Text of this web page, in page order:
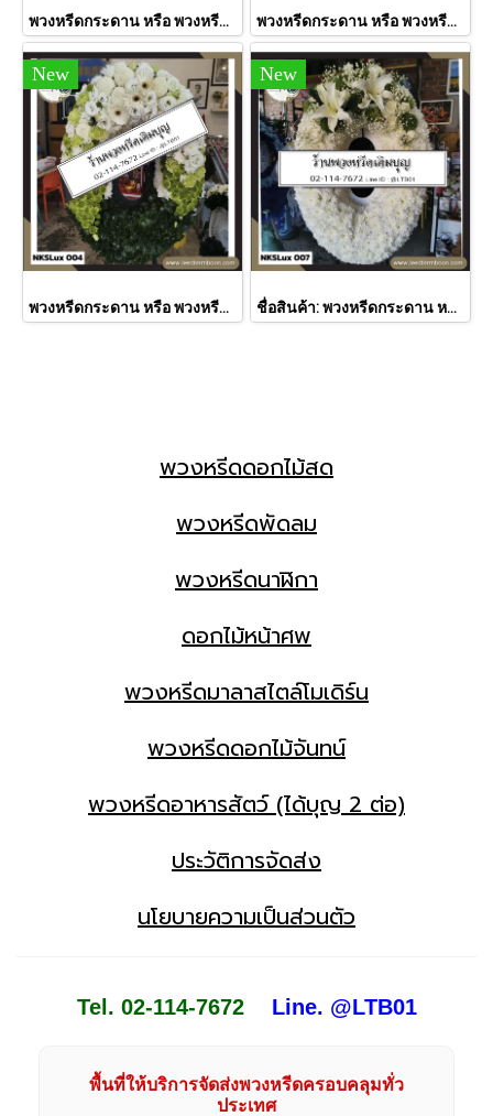
พวงหรีดกระดาน หรือ พวงหรีดมาลา ดอกไม้สด ละมุนใจ (NKXLux008) พวงหรีดกระดาน หรือ พวงหรีดมาลา ดอกไม้สด ศิริสมบูรณ์ (NKXLux006)
New
พวงหรีดกระดาน หรือ พวงหรีดมาลา ดอกไม้สด สุขสงบ (NKXLux004)
New
ชื่อสินค้า: พวงหรีดกระดาน หรือ พวงหรีดมาลา ดอกไม้สด นิจนิรันดร์ (NKXLux007)
พวงหรีดดอกไม้สด
พวงหรีดพัดลม
พวงหรีดนาฬิกา
ดอกไม้หน้าศพ
พวงหรีดมาลาสไตล์โมเดิร์น
พวงหรีดดอกไม้จันทน์
พวงหรีดอาหารสัตว์ (ได้บุญ 2 ต่อ)
ประวัติการจัดส่ง
นโยบายความเป็นส่วนตัว
Tel. 02-114-7672 Line. @LTB01
พื้นที่ให้บริการจัดส่งพวงหรีดครอบคลุมทั่ว
ประเทศ